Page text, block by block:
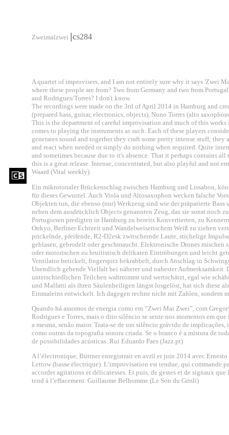
Zweimalzwei cs284
A quartet of improvisers, and I am not entirely sure why it says 'Zwei
where these people are from? Two from Germany and two from
and Rodrigues/Torres? I don't know.
The recordings were made on the 3rd of April 2014 in Hamburg and
(prepared bass, guitar, electronics, objects), Nuno Torres (alto
This is the department of careful improvisation and much of this
comes to playing the instruments as such. Each of these players
generates sound and together they craft some pretty intense stuff;
and react when needed or simply do nothing when required. Quite
and sometimes because due to it's absence. That it perhaps contains
this is a great release. Intense, concentrated, but also playful and not
Waard (Vital weekly)
Ein mikrotonaler Brückenschlag zwischen Hamburg und Lissabon,
für dieses Gewurzel. Auch Viola und Altosaxophon wecken falsche
Objekten tun, die ebenso (nur) Werkzeug sind wie der präparierte
neben dem ausdrücklich Objects genannten Zeug, das sie sonst noch
Portugiesen predigten in Hamburg zu bereits Konvertierten, zu
Onkyo, Berliner Echtzeit und Wandelweiserischem Weiß zu ziehen
prickelnde, pfeifende, R2-D2esk zwitschernde Laute, stichelige
geblasen, gebrodelt oder geschmaucht. Elektronische Drones
oder motorischen zu bruitistisch delikaten Eintrübungen und leicht
Ventilator betickelt, fingerspitz bekrabbelt, durch Anschlag in
Unendlich gehende Vielfalt bei näherer und nahester
unterschiedlichen Teilchen wahrnimmt und wertschätzt, egal wie
und Malfatti als ihren Säulenheiligen längst losgelöst, hat sich diese
Einmaleins entwickelt. Ich dagegen rechne nicht mit Zahlen, sondern
Quando há assomos de energia como em “Zwei Mai Zwei”, com
Rodrigues e Torres, mais o dito silêncio se sente nos momentos em
a mesma, senão maior. Trata-se de um silêncio grávido de
como outras da topografia sonora criada. Se o branco é a mistura de
de possibilidades acústicas. Rui Eduardo Paes (Jazz.pt)
A l’électronique, Büttner enregistrait en avril et juin 2014 avec
Lettow (basse électrique). L’improvisation est tendue, qui commande
accorder agitations et délicatesses. Et puis, de gestes et de signaux
tend à l’effacement. Guillaume Belhomme (Le Son du Grisli)